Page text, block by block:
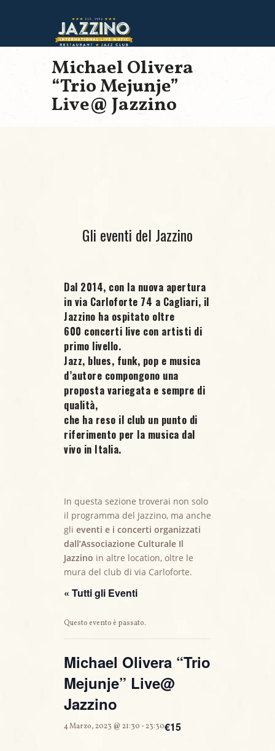
Michael Olivera
“Trio Mejunje”
Live@ Jazzino
Gli eventi del Jazzino
Dal 2014, con la nuova apertura
in via Carloforte 74 a Cagliari, il
Jazzino ha ospitato oltre
600 concerti live con artisti di
primo livello.
Jazz, blues, funk, pop e musica
d’autore compongono una
proposta variegata e sempre di
qualità,
che ha reso il club un punto di
riferimento per la musica dal
vivo in Italia.
In questa sezione troverai non solo
il programma del Jazzino, ma anche
gli eventi e i concerti organizzati
dall’Associazione Culturale Il
Jazzino in altre location, oltre le
mura del club di via Carloforte.
« Tutti gli Eventi
Questo evento è passato.
Michael Olivera “Trio
Mejunje” Live@
Jazzino
4 Marzo, 2023 @ 21:30-23:30€15